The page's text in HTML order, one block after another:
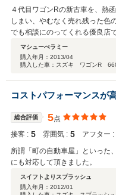
４代目ワゴンRの新古車を、熱
しまい、やむなく売れ残った色
でも相談にのってくれる優良店
費の方は平地だけではリッター
６km余り。 割り切って乗る分
豆海岸線はセカンドを多用しな
た、車体のロールもあるので、
ょう。
マシューべラミー
購入年月： 2013/04
購入した車：スズキ ワゴンR
コストパフォーマンスが
総合評価 5点
接客 : 5 雰囲気 : 5 アフター :
所謂「町の自動車屋」といった
にも対応して頂きました。
スイフトよりスプラッシュ
購入年月： 2012/01